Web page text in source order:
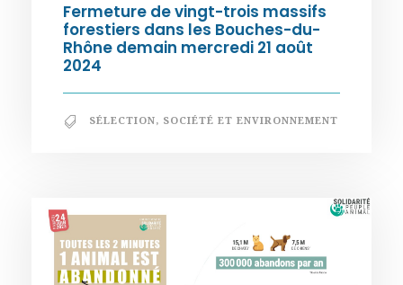
Fermeture de vingt-trois massifs
forestiers dans les Bouches-du-
Rhône demain mercredi 21 août
2024
SÉLECTION, SOCIÉTÉ ET ENVIRONNEMENT